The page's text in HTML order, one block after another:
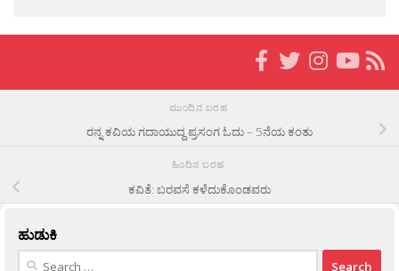
ಮುಂದಿನ ಬರಹ
ರನ್ನ ಕವಿಯ ಗದಾಯುದ್ದ ಪ್ರಸಂಗ ಓದು – 5ನೆಯ ಕಂತು
ಹಿಂದಿನ ಬರಹ
ಕವಿತೆ: ಬರವಸೆ ಕಳೆದುಕೊಂಡವರು
ಹುಡುಕಿ
Search